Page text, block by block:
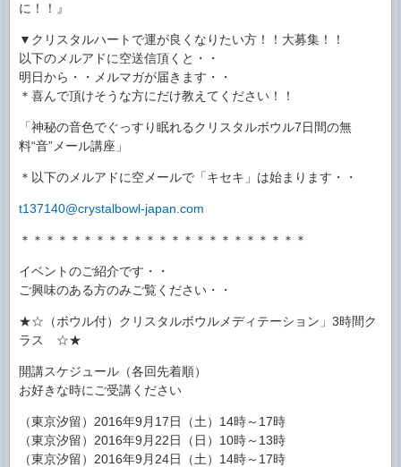
に！！』
▼クリスタルハートで運が良くなりたい方！！大募集！！
以下のメルアドに空送信頂くと・・
明日から・・メルマガが届きます・・
＊喜んで頂けそうな方にだけ教えてください！！
「神秘の音色でぐっすり眠れるクリスタルボウル7日間の無
料“音”メール講座」
＊以下のメルアドに空メールで「キセキ」は始まります・・
t137140@crystalbowl-japan.com
＊＊＊＊＊＊＊＊＊＊＊＊＊＊＊＊＊＊＊＊＊＊＊
イベントのご紹介です・・
ご興味のある方のみご覧ください・・
★☆（ボウル付）クリスタルボウルメディテーション」3時間ク
ラス ☆★
開講スケジュール（各回先着順）
お好きな時にご受講ください
（東京汐留）2016年9月17日（土）14時～17時
（東京汐留）2016年9月22日（日）10時～13時
（東京汐留）2016年9月24日（土）14時～17時